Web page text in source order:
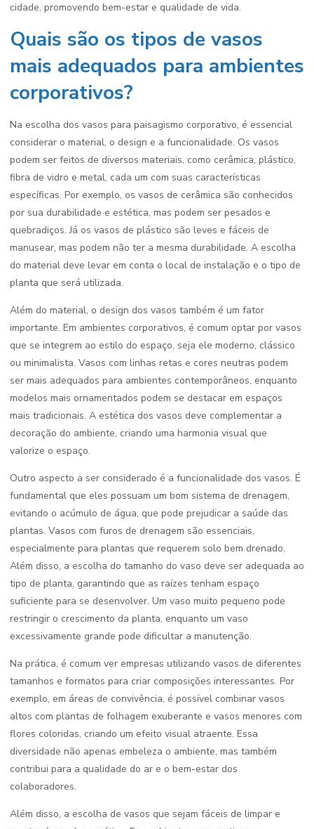
cidade, promovendo bem-estar e qualidade de vida.
Quais são os tipos de vasos
mais adequados para ambientes
corporativos?
Na escolha dos vasos para paisagismo corporativo, é essencial
considerar o material, o design e a funcionalidade. Os vasos
podem ser feitos de diversos materiais, como cerâmica, plástico,
fibra de vidro e metal, cada um com suas características
específicas. Por exemplo, os vasos de cerâmica são conhecidos
por sua durabilidade e estética, mas podem ser pesados e
quebradiços. Já os vasos de plástico são leves e fáceis de
manusear, mas podem não ter a mesma durabilidade. A escolha
do material deve levar em conta o local de instalação e o tipo de
planta que será utilizada.
Além do material, o design dos vasos também é um fator
importante. Em ambientes corporativos, é comum optar por vasos
que se integrem ao estilo do espaço, seja ele moderno, clássico
ou minimalista. Vasos com linhas retas e cores neutras podem
ser mais adequados para ambientes contemporâneos, enquanto
modelos mais ornamentados podem se destacar em espaços
mais tradicionais. A estética dos vasos deve complementar a
decoração do ambiente, criando uma harmonia visual que
valorize o espaço.
Outro aspecto a ser considerado é a funcionalidade dos vasos. É
fundamental que eles possuam um bom sistema de drenagem,
evitando o acúmulo de água, que pode prejudicar a saúde das
plantas. Vasos com furos de drenagem são essenciais,
especialmente para plantas que requerem solo bem drenado.
Além disso, a escolha do tamanho do vaso deve ser adequada ao
tipo de planta, garantindo que as raízes tenham espaço
suficiente para se desenvolver. Um vaso muito pequeno pode
restringir o crescimento da planta, enquanto um vaso
excessivamente grande pode dificultar a manutenção.
Na prática, é comum ver empresas utilizando vasos de diferentes
tamanhos e formatos para criar composições interessantes. Por
exemplo, em áreas de convivência, é possível combinar vasos
altos com plantas de folhagem exuberante e vasos menores com
flores coloridas, criando um efeito visual atraente. Essa
diversidade não apenas embeleza o ambiente, mas também
contribui para a qualidade do ar e o bem-estar dos
colaboradores.
Além disso, a escolha de vasos que sejam fáceis de limpar e